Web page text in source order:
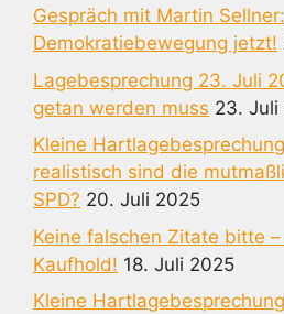
Gespräch mit Martin Sellner:
Demokratiebewegung jetzt!
Lagebesprechung 23. Juli
getan werden muss 23. Juli
Kleine
realistisch sind die
SPD? 20. Juli 2025
Keine falschen Zitate bitte
Kaufhold! 18. Juli 2025
Kleine